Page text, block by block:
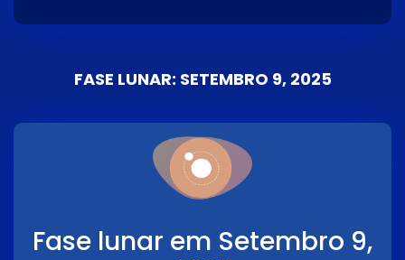
FASE LUNAR: SETEMBRO 9, 2025
Fase lunar em Setembro 9,